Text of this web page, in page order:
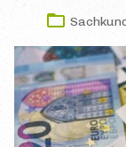
Lern- &
Online-Kurse
PRÜFUNG